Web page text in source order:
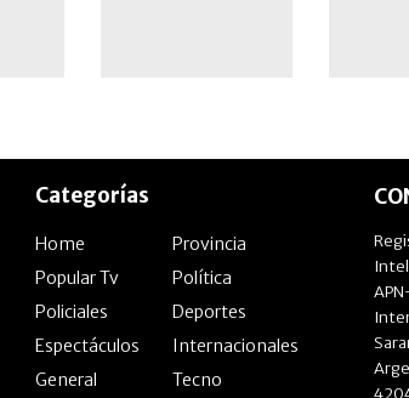
Categorías
Home
Provincia
Popular Tv
Política
Policiales
Deportes
Espectáculos
Internacionales
General
Tecno